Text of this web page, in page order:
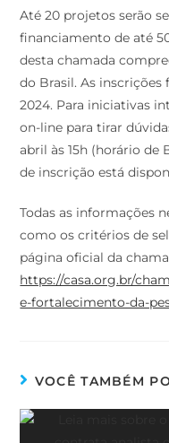
Até 20 projetos serão
financiamento de até
desta chamada
do Brasil. As
2024. Para iniciativas
on-line para tirar
abril às 15h (horário de
de inscrição está
Todas as informações
como os critérios de
página oficial da
https://casa.org.br/
e-fortalecimento-da-
VOCÊ TAMBÉM